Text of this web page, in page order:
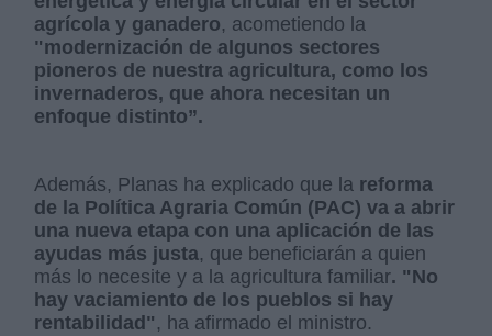
agrícola y ganadero, acometiendo la
"modernización de algunos sectores
pioneros de nuestra agricultura, como los
invernaderos, que ahora necesitan un
enfoque distinto”.
Además, Planas ha explicado que la reforma
de la Política Agraria Común (PAC) va a abrir
una nueva etapa con una aplicación de las
ayudas más justa, que beneficiarán a quien
más lo necesite y a la agricultura familiar. "No
hay vaciamiento de los pueblos si hay
rentabilidad" , ha afirmado el ministro.